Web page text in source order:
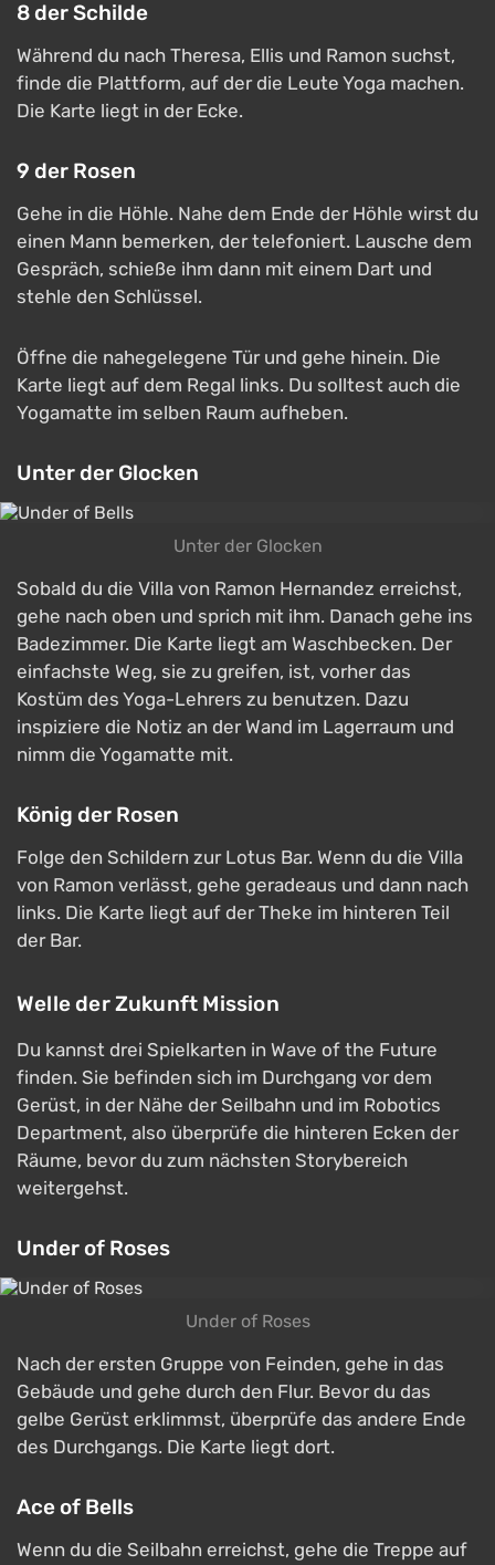
8 der Schilde
Während du nach Theresa, Ellis und Ramon suchst,
finde die Plattform, auf der die Leute Yoga machen.
Die Karte liegt in der Ecke.
9 der Rosen
Gehe in die Höhle. Nahe dem Ende der Höhle wirst du
einen Mann bemerken, der telefoniert. Lausche dem
Gespräch, schieße ihm dann mit einem Dart und
stehle den Schlüssel.
Öffne die nahegelegene Tür und gehe hinein. Die
Karte liegt auf dem Regal links. Du solltest auch die
Yogamatte im selben Raum aufheben.
Unter der Glocken
Unter der Glocken
Sobald du die Villa von Ramon Hernandez erreichst,
gehe nach oben und sprich mit ihm. Danach gehe ins
Badezimmer. Die Karte liegt am Waschbecken. Der
einfachste Weg, sie zu greifen, ist, vorher das
Kostüm des Yoga-Lehrers zu benutzen. Dazu
inspiziere die Notiz an der Wand im Lagerraum und
nimm die Yogamatte mit.
König der Rosen
Folge den Schildern zur Lotus Bar. Wenn du die Villa
von Ramon verlässt, gehe geradeaus und dann nach
links. Die Karte liegt auf der Theke im hinteren Teil
der Bar.
Welle der Zukunft Mission
Du kannst drei Spielkarten in Wave of the Future
finden. Sie befinden sich im Durchgang vor dem
Gerüst, in der Nähe der Seilbahn und im Robotics
Department, also überprüfe die hinteren Ecken der
Räume, bevor du zum nächsten Storybereich
weitergehst.
Under of Roses
Under of Roses
Nach der ersten Gruppe von Feinden, gehe in das
Gebäude und gehe durch den Flur. Bevor du das
gelbe Gerüst erklimmst, überprüfe das andere Ende
des Durchgangs. Die Karte liegt dort.
Ace of Bells
Wenn du die Seilbahn erreichst, gehe die Treppe auf